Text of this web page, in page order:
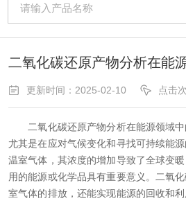
二氧化碳还原产物分析在能
更新时间：2025-02-10 点击
二氧化碳还原产物分析在能源领域中
尤其是在应对气候变化和寻找可持续能
温室气体，其浓度的增加导致了全球变
用的能源或化学品具有重要意义。二氧
室气体的排放，还能实现能源的回收和